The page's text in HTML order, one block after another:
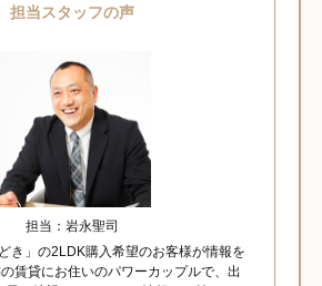
担当スタッフの声
担当：岩永聖司
き」の2LDK購入希望のお客様が情報を
賃貸にお住いのパワーカップルで、出